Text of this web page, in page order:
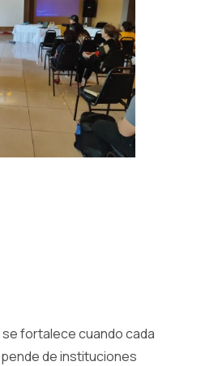
fortalece cuando cada
de instituciones